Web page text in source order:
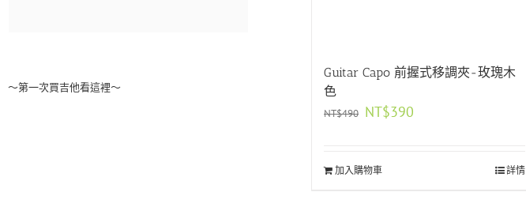
Guitar Capo 前握式移調夾-玫瑰木
色
NT$490 原
NT$490。
NT$390目
加入購物車 詳情
～第一次買吉他看這裡～